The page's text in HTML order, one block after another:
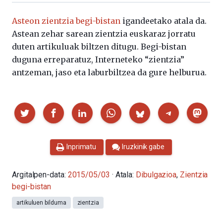
Asteon zientzia begi-bistan igandeetako atala da.
Astean zehar sarean zientzia euskaraz jorratu
duten artikuluak biltzen ditugu. Begi-bistan
duguna erreparatuz, Interneteko “zientzia”
antzeman, jaso eta laburbiltzea da gure helburua.
Partekatu
Inprimatu Iruzkinik gabe
Argitalpen-data: 2015/05/03 · Atala: Dibulgazioa, Zientzia
begi-bistan
artikuluen bilduma zientzia